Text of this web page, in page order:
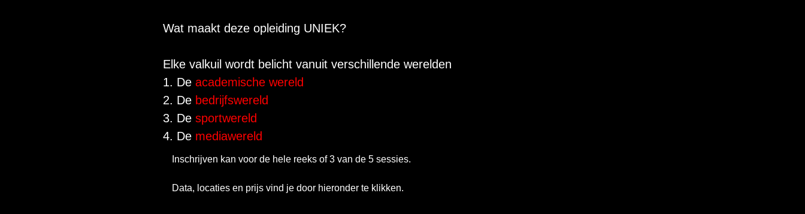
Wat maakt deze opleiding UNIEK?
Elke valkuil wordt belicht vanuit verschillende werelden
1. De academische wereld
2. De bedrijfswereld
3. De sportwereld
4. De mediawereld
Inschrijven kan voor de hele reeks of 3 van de 5 sessies.
Data, locaties en prijs vind je door hieronder te klikken.